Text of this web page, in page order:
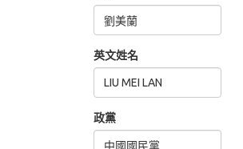
英文姓名
政黨